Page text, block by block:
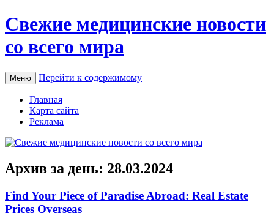
Свежие медицинские новости
со всего мира
Меню Перейти к содержимому
Главная
Карта сайта
Реклама
Архив за день: 28.03.2024
Find Your Piece of Paradise Abroad: Real Estate
Prices Overseas